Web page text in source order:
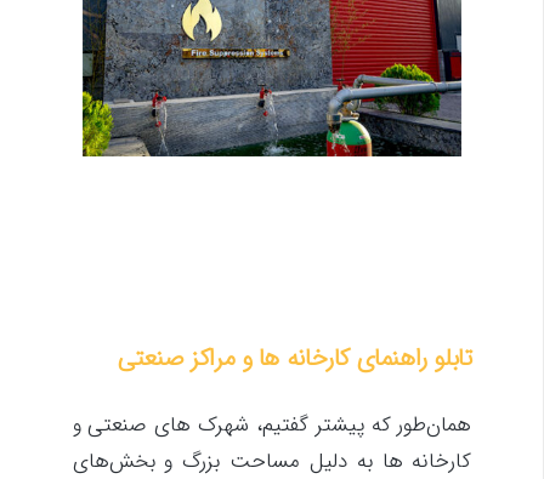
تابلو راهنمای کارخانه ها و مراکز صنعتی
همان‌طور که پیشتر گفتیم، شهرک های صنعتی و
کارخانه ها به دلیل مساحت بزرگ و بخش‌های